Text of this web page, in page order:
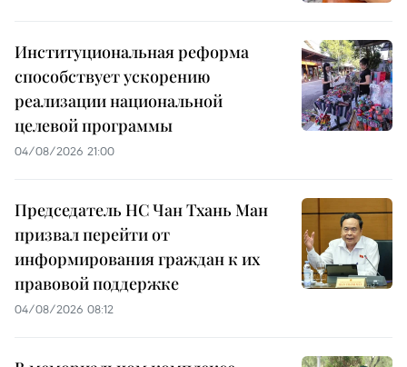
Институциональная реформа
способствует ускорению
реализации национальной
целевой программы
04/08/2026 21:00
Председатель НС Чан Тхань Ман
призвал перейти от
информирования граждан к их
правовой поддержке
04/08/2026 08:12